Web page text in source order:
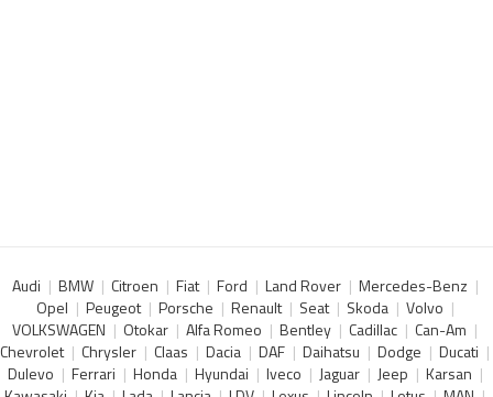
Audi BMW Citroen Fiat Ford Land Rover
Mercedes-Benz
Opel
Peugeot Porsche Renault Seat Skoda
Volvo
VOLKSWAGEN
Otokar Alfa Romeo Bentley Cadillac
Can-Am
Chevrolet
Chrysler Claas Dacia DAF Daihatsu Dodge
Ducati
Dulevo
Ferrari Honda Hyundai Iveco Jaguar Jeep
Karsan